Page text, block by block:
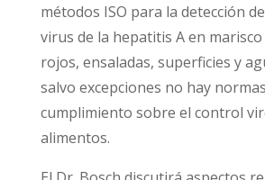
métodos ISO para la detección
virus de la hepatitis A en
rojos, ensaladas, superficies y
salvo excepciones no hay
cumplimiento sobre el control
alimentos.